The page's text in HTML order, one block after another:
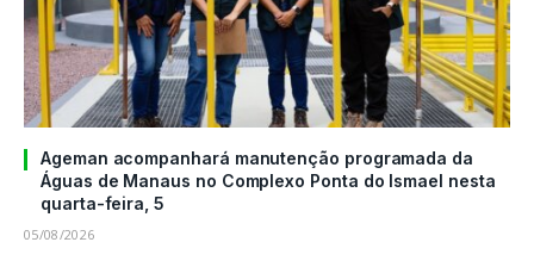
Ageman acompanhará manutenção programada da
Águas de Manaus no Complexo Ponta do Ismael nesta
quarta-feira, 5
05/08/2026